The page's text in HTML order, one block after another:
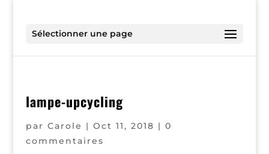
Sélectionner une page
lampe-upcycling
par Carole | Oct 11, 2018 | 0
commentaires